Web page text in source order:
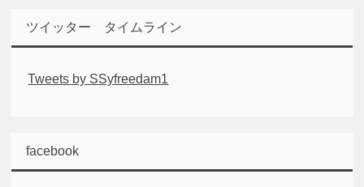
ツイッター タイムライン
Tweets by SSyfreedam1
facebook